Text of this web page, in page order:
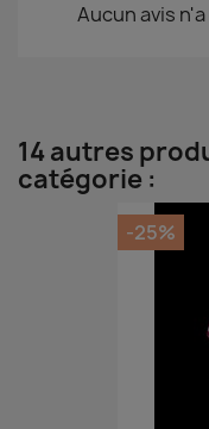
Aucun avis
14 autres
catégorie :
-25%